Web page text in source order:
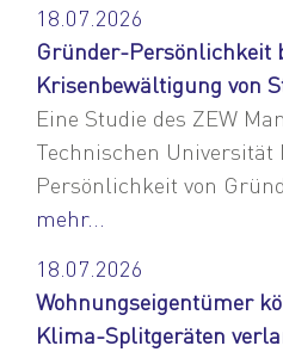
18.07.2026
Gründer-Persönlichkeit
Krisenbewältigung von
Eine Studie des ZEW
Technischen Universität
Persönlichkeit von
mehr...
18.07.2026
Wohnungseigentümer
Klima-Splitgeräten